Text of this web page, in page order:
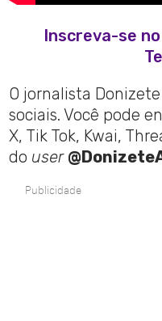
Inscreva-se
O jornalista
sociais. Você pode
X, Tik Tok, Kwai,
do user
Publicidade